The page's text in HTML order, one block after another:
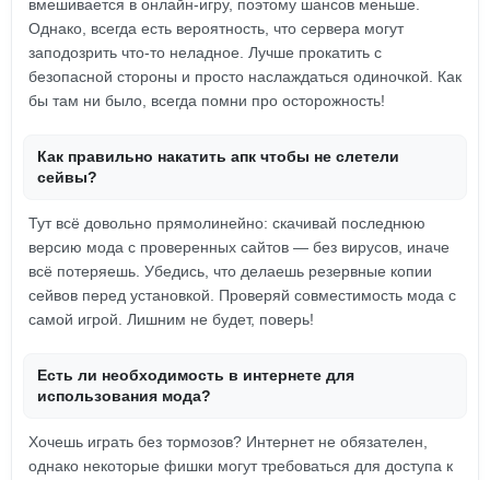
вмешивается в онлайн-игру, поэтому шансов меньше.
Однако, всегда есть вероятность, что сервера могут
заподозрить что-то неладное. Лучше прокатить с
безопасной стороны и просто наслаждаться одиночкой. Как
бы там ни было, всегда помни про осторожность!
Как правильно накатить апк чтобы не слетели
сейвы?
Тут всё довольно прямолинейно: скачивай последнюю
версию мода с проверенных сайтов — без вирусов, иначе
всё потеряешь. Убедись, что делаешь резервные копии
сейвов перед установкой. Проверяй совместимость мода с
самой игрой. Лишним не будет, поверь!
Есть ли необходимость в интернете для
использования мода?
Хочешь играть без тормозов? Интернет не обязателен,
однако некоторые фишки могут требоваться для доступа к